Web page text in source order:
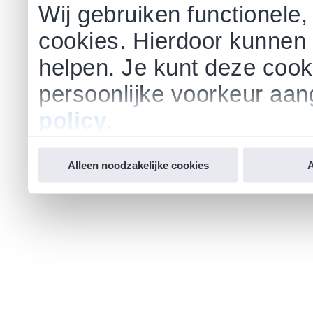
Wij gebruiken
cookies. Hierdoor
helpen. Je kunt deze
persoonlijke voorkeur
policy
Alleen noodzakelijke cookies